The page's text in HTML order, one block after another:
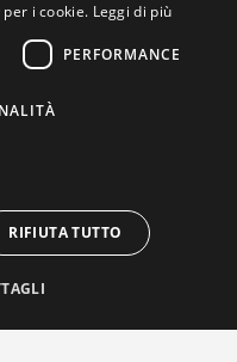
i cookie. Leggi di più
PERFORMANCE
RIFIUTA TUTTO